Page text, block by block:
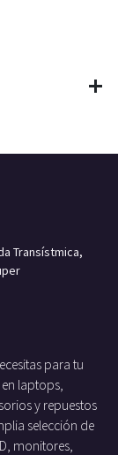
Transístmica,
para tu
laptops,
y repuestos
selección de
monitores,